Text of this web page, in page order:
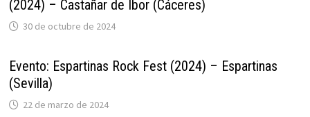
(2024) – Castañar de Ibor (Cáceres)
30 de octubre de 2024
Evento: Espartinas Rock Fest (2024) – Espartinas
(Sevilla)
22 de marzo de 2024